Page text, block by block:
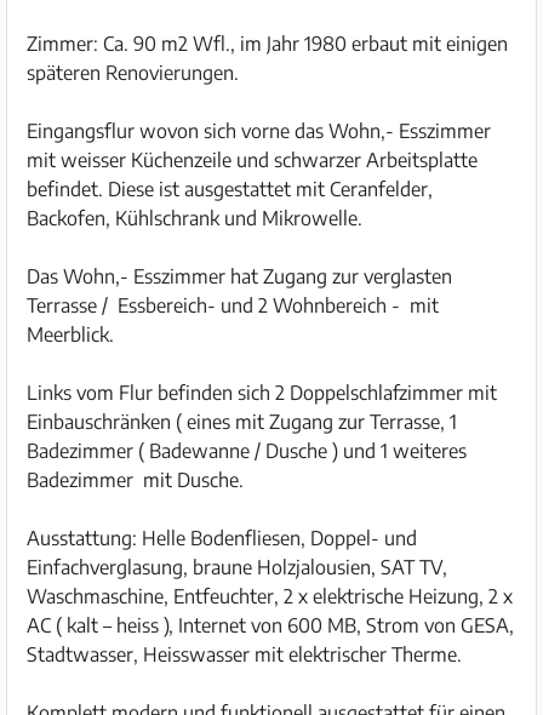
Zimmer: Ca. 90 m2 Wfl., im Jahr 1980 erbaut mit einigen
späteren Renovierungen.
Eingangsflur wovon sich vorne das Wohn,- Esszimmer
mit weisser Küchenzeile und schwarzer Arbeitsplatte
befindet. Diese ist ausgestattet mit Ceranfelder,
Backofen, Kühlschrank und Mikrowelle.
Das Wohn,- Esszimmer hat Zugang zur verglasten
Terrasse / Essbereich- und 2 Wohnbereich - mit
Meerblick.
Links vom Flur befinden sich 2 Doppelschlafzimmer mit
Einbauschränken ( eines mit Zugang zur Terrasse, 1
Badezimmer ( Badewanne / Dusche ) und 1 weiteres
Badezimmer mit Dusche.
Ausstattung: Helle Bodenfliesen, Doppel- und
Einfachverglasung, braune Holzjalousien, SAT TV,
Waschmaschine, Entfeuchter, 2 x elektrische Heizung, 2 x
AC ( kalt – heiss ), Internet von 600 MB, Strom von GESA,
Stadtwasser, Heisswasser mit elektrischer Therme.